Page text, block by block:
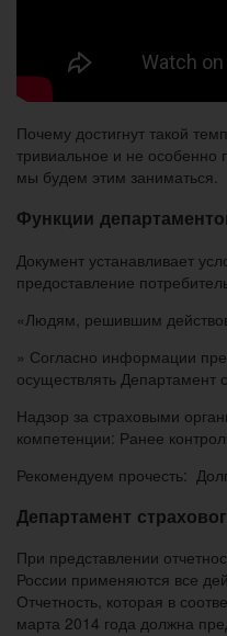
Почему достигнут такой
тривиальное и не особенно
мы будем этим заниматься.
Функции
Документ устанавливает
предоставление
«Людям, решившим
» Согласно информации
осуществлять Департамент
Надзор за страховыми
компетенции: Ранее
Рекомендуем прочесть:
Департамент
При представлении
России применяются все
Отчетность, которая в
марта 2014 года должна